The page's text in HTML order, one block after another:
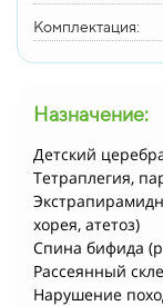
Комплектация:
Назначение:
Детский
Тетраплегия,
хорея, атетоз)
Спина бифида
Рассеянный
Нарушение